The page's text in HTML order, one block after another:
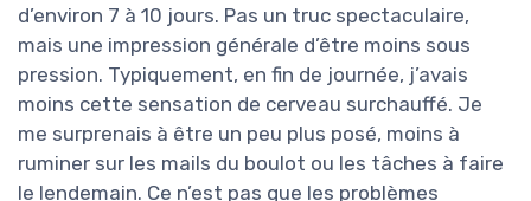
d’environ 7 à 10 jours. Pas un truc spectaculaire,
mais une impression générale d’être moins sous
pression. Typiquement, en fin de journée, j’avais
moins cette sensation de cerveau surchauffé. Je
me surprenais à être un peu plus posé, moins à
ruminer sur les mails du boulot ou les tâches à faire
le lendemain. Ce n’est pas que les problèmes